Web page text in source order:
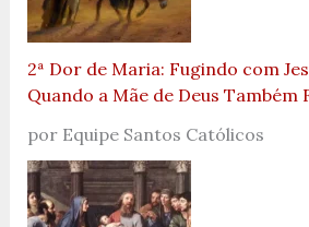
2ª Dor de Maria: Fugindo com
Quando a Mãe de Deus Também
por Equipe Santos Católicos